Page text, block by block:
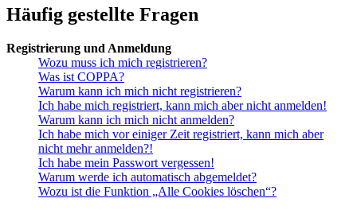
Häufig gestellte Fragen
Registrierung und Anmeldung
Wozu muss ich mich registrieren?
Was ist COPPA?
Warum kann ich mich nicht registrieren?
Ich habe mich registriert, kann mich aber nicht anmelden!
Warum kann ich mich nicht anmelden?
Ich habe mich vor einiger Zeit registriert, kann mich aber
nicht mehr anmelden?!
Ich habe mein Passwort vergessen!
Warum werde ich automatisch abgemeldet?
Wozu ist die Funktion „Alle Cookies löschen“?